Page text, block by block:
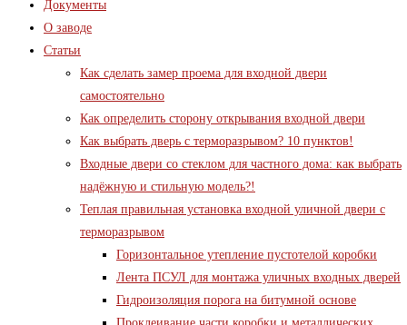
Документы
О заводе
Статьи
Как сделать замер проема для входной двери
самостоятельно
Как определить сторону открывания входной двери
Как выбрать дверь с терморазрывом? 10 пунктов!
Входные двери со стеклом для частного дома: как выбрать
надёжную и стильную модель?!
Теплая правильная установка входной уличной двери с
терморазрывом
Горизонтальное утепление пустотелой коробки
Лента ПСУЛ для монтажа уличных входных дверей
Гидроизоляция порога на битумной основе